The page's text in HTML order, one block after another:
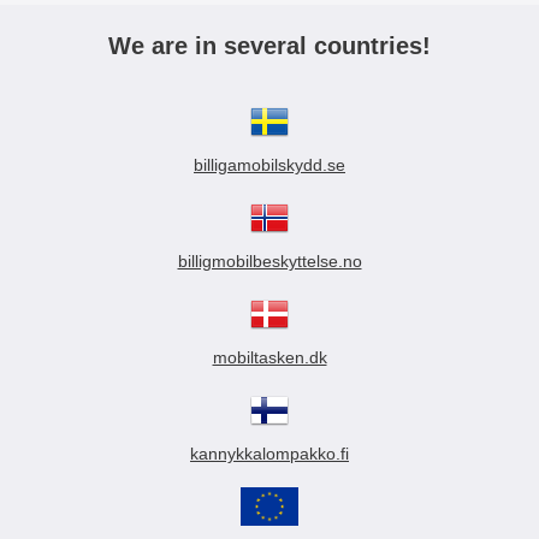
We are in several countries!
billigamobilskydd.se
billigmobilbeskyttelse.no
mobiltasken.dk
kannykkalompakko.fi